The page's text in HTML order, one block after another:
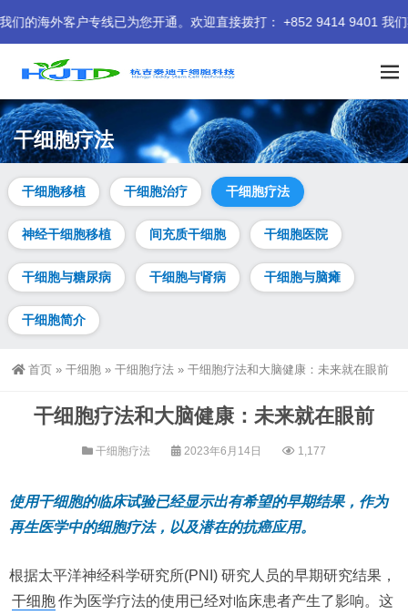
客户专线已为您开通。欢迎直接拨打： +852 9414 9401 我们期待为
干细胞疗法
干细胞移植 干细胞治疗 干细胞疗法
神经干细胞移植 间充质干细胞 干细胞医院
干细胞与糖尿病 干细胞与肾病 干细胞与脑瘫
干细胞简介
首页 » 干细胞 » 干细胞疗法 » 干细胞疗法和大脑健康：未来就在眼前
干细胞疗法和大脑健康：未来就在眼前
干细胞疗法 2023年6月14日 1,177
使用干细胞的临床试验已经显示出有希望的早期结果，作为
再生医学中的细胞疗法，以及潜在的抗癌应用。
根据太平洋神经科学研究所(PNI) 研究人员的早期研究结果，
干细胞作为医学疗法的使用已经对临床患者产生了影响。这